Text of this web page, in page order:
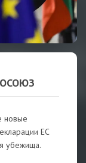
новые
ЕС
убежища.